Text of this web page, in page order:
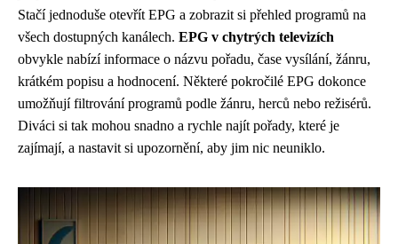
Stačí jednoduše otevřít EPG a zobrazit si přehled programů na
všech dostupných kanálech. EPG v chytrých televizích
obvykle nabízí informace o názvu pořadu, čase vysílání, žánru,
krátkém popisu a hodnocení. Některé pokročilé EPG dokonce
umožňují filtrování programů podle žánru, herců nebo režisérů.
Diváci si tak mohou snadno a rychle najít pořady, které je
zajímají, a nastavit si upozornění, aby jim nic neuniklo.